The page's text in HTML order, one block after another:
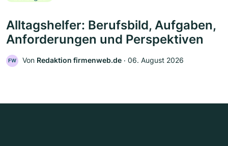
Alltagshelfer: Berufsbild, Aufgaben,
Anforderungen und Perspektiven
FW Von Redaktion firmenweb.de ‧ 06. August 2026